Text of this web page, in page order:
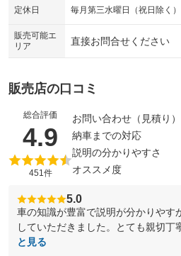
定休日 毎月第三水曜日（祝日除く
販売可能エ
リア
直接お問合せください
販売店の口コミ
総合評価
4.9 （5点満点
451件
お問い合わせ（見積り）
納車までの対応
説明の分かりやすさ
オススメ度
5.0
車の知識が豊富で説明が分かりやす
していただきました。とても親切丁
と見る